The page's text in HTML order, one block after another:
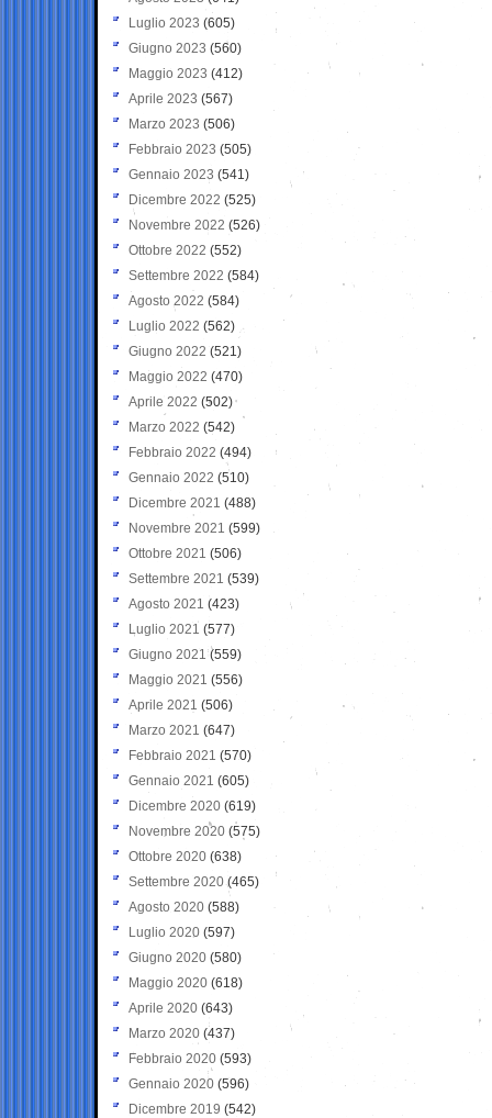
Luglio 2023 (605)
Giugno 2023 (560)
Maggio 2023 (412)
Aprile 2023 (567)
Marzo 2023 (506)
Febbraio 2023 (505)
Gennaio 2023 (541)
Dicembre 2022 (525)
Novembre 2022 (526)
Ottobre 2022 (552)
Settembre 2022 (584)
Agosto 2022 (584)
Luglio 2022 (562)
Giugno 2022 (521)
Maggio 2022 (470)
Aprile 2022 (502)
Marzo 2022 (542)
Febbraio 2022 (494)
Gennaio 2022 (510)
Dicembre 2021 (488)
Novembre 2021 (599)
Ottobre 2021 (506)
Settembre 2021 (539)
Agosto 2021 (423)
Luglio 2021 (577)
Giugno 2021(559)
Maggio 2021 (556)
Aprile 2021 (506)
Marzo 2021 (647)
Febbraio 2021 (570)
Gennaio 2021 (605)
Dicembre 2020 (619)
Novembre 2020 (575)
Ottobre 2020 (638)
Settembre 2020(465)
Agosto 2020 (588)
Luglio 2020 (597)
Giugno 2020 (580)
Maggio 2020 (618)
Aprile 2020 (643)
Marzo 2020 (437)
Febbraio 2020 (593)
Gennaio 2020 (596)
Dicembre 2019 (542)